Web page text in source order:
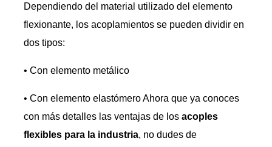
Dependiendo del material utilizado del elemento
flexionante, los acoplamientos se pueden dividir en
dos tipos:
• Con elemento metálico
• Con elemento elastómero Ahora que ya conoces
con más detalles las ventajas de los acoples
flexibles para la industria, no dudes de